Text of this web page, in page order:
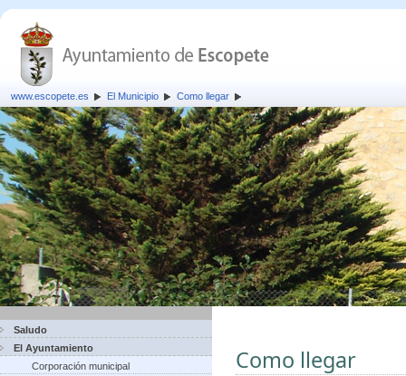
www.escopete.es El Municipio Como llegar
Saludo
El Ayuntamiento
Corporación municipal
Como llegar